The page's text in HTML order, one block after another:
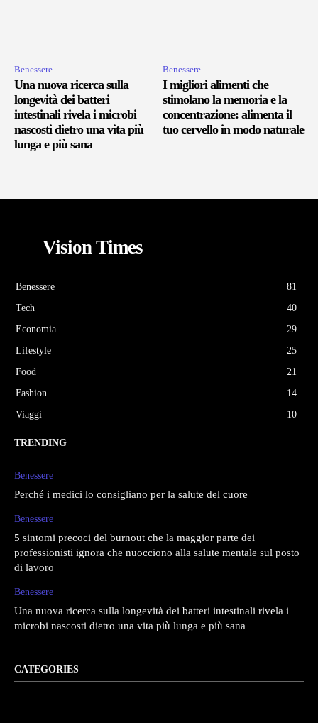
Benessere
Una nuova ricerca sulla
longevità dei batteri
intestinali rivela i microbi
nascosti dietro una vita più
lunga e più sana
Benessere
I migliori alimenti che
stimolano la memoria e la
concentrazione: alimenta il
tuo cervello in modo naturale
Vision Times
Benessere
81
Tech
40
Economia
29
Lifestyle
25
Food
21
Fashion
14
Viaggi
10
TRENDING
Benessere
Perché i medici lo consigliano per la salute del cuore
Benessere
5 sintomi precoci del burnout che la maggior parte dei
professionisti ignora che nuocciono alla salute mentale sul posto
di lavoro
Benessere
Una nuova ricerca sulla longevità dei batteri intestinali rivela i
microbi nascosti dietro una vita più lunga e più sana
CATEGORIES